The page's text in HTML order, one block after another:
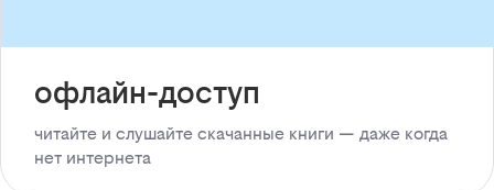
офлайн-доступ
читайте и слушайте скачанные книги — даже когда
нет интернета